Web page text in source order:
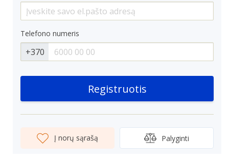
Telefono numeris
+370
Registruotis
Į norų sąrašą Palyginti